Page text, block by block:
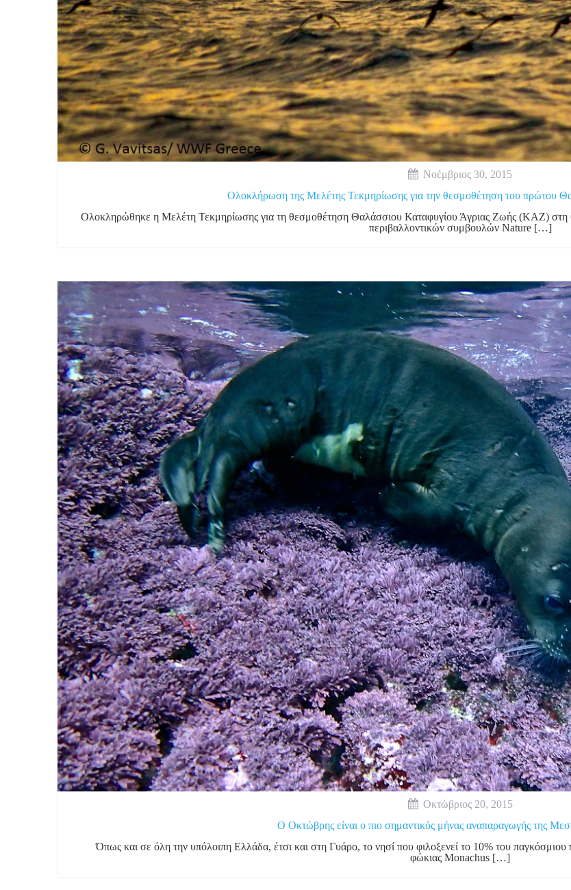
Νοέμβριος 30, 2015
Ολοκλήρωση της Μελέτης Τεκμηρίωσης για την θεσμοθέτηση του πρώτου
Ολοκληρώθηκε η Μελέτη Τεκμηρίωσης για τη θεσμοθέτηση Θαλάσσιου Καταφυγίου Άγριας Ζωής (ΚΑΖ) στη
περιβαλλοντικών συμβουλών Nature […]
Οκτώβριος 20, 2015
O Οκτώβρης είναι ο πιο σημαντικός μήνας αναπαραγωγής της
Όπως και σε όλη την υπόλοιπη Ελλάδα, έτσι και στη Γυάρο, το νησί που φιλοξενεί το 10% του
φώκιας Monachus […]